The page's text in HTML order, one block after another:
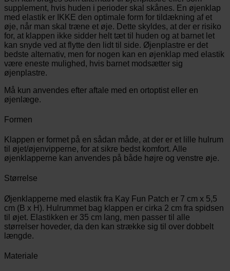
supplement, hvis huden i perioder skal skånes. En øjenklap
med elastik er IKKE den optimale form for tildækning af et
øje, når man skal træne et øje. Dette skyldes, at der er risiko
for, at klappen ikke sidder helt tæt til huden og at barnet let
kan snyde ved at flytte den lidt til side. Øjenplastre er det
bedste alternativ, men for nogen kan en øjenklap med elastik
være eneste mulighed, hvis barnet modsætter sig
øjenplastre.
Må kun anvendes efter aftale med en ortoptist eller en
øjenlæge.
Formen
Klappen er formet på en sådan måde, at der er et lille hulrum
til øjet/øjenvipperne, for at sikre bedst komfort. Alle
øjenklapperne kan anvendes på både højre og venstre øje.
Størrelse
Øjenklapperne med elastik fra Kay Fun Patch er 7 cm x 5,5
cm (B x H). Hulrummet bag klappen er cirka 2 cm fra spidsen
til øjet. Elastikken er 35 cm lang, men passer til alle
størrelser hoveder, da den kan strække sig til over dobbelt
længde.
Materiale